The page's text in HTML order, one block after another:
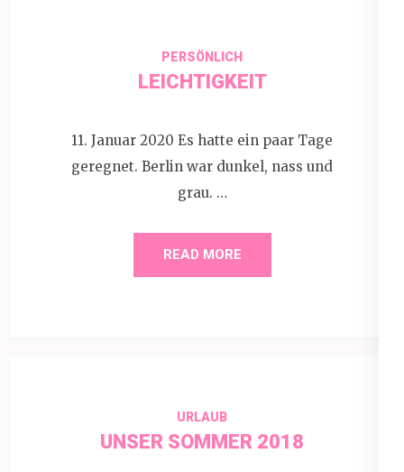
PERSÖNLICH
LEICHTIGKEIT
11. Januar 2020 Es hatte ein paar Tage
geregnet. Berlin war dunkel, nass und
grau. …
READ MORE
URLAUB
UNSER SOMMER 2018